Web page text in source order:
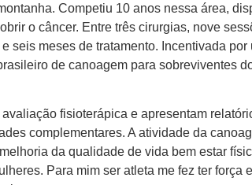
Competiu 10 anos nessa área,
o câncer. Entre três cirurgias, nove
seis meses de tratamento. Incentivada
de canoagem para sobreviventes
fisioterápica e apresentam
complementares. A atividade da
da qualidade de vida bem estar
Para mim ser atleta me fez ter força